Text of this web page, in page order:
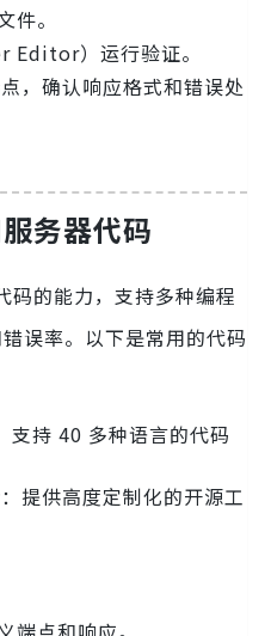
。
Editor）运行验证。
，确认响应格式和错误处
务器代码
码的能力，支持多种编程
误率。以下是常用的代码
支持 40 多种语言的代码
：提供高度定制化的开源工